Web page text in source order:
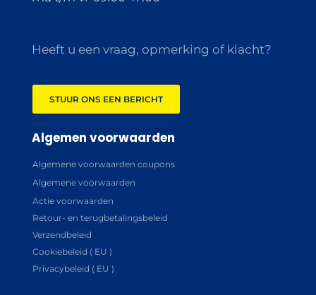
Heeft u een vraag, opmerking of klacht?
STUUR ONS EEN BERICHT
Algemen voorwaarden
Algemene voorwaarden coupons
Algemene voorwaarden
Actie voorwaarden
Retour- en terugbetalingsbeleid
Verzendbeleid
Cookiebeleid ( EU )
Privacybeleid ( EU )